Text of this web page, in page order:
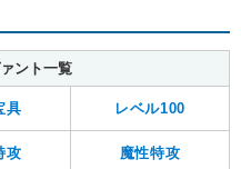
ント一覧
具 レベル100
攻 魔性特攻